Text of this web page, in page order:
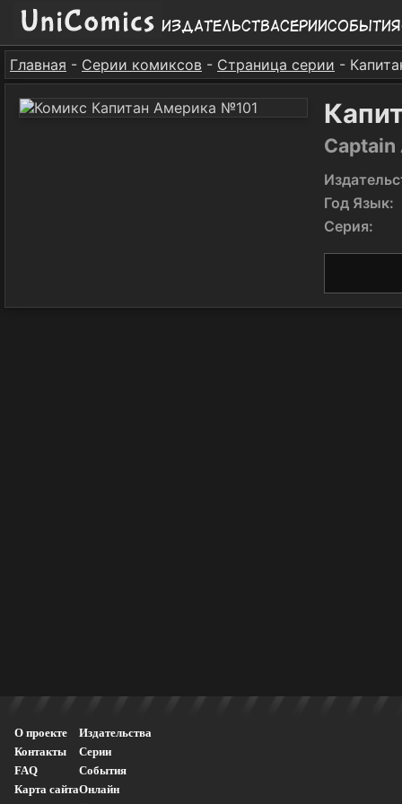
ИздательстваСерииСобытия
Главная - Серии комиксов - Страница серии -
Captain
Год Язык:
Серия:
О проекте
Контакты
FAQ
Карта сайта
Издательства
Серии
События
Онлайн